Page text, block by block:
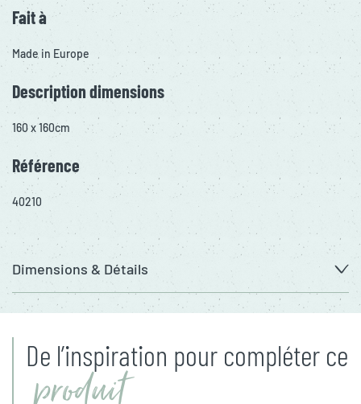
Fait à
Made in Europe
Description dimensions
160 x 160cm
Référence
40210
Dimensions & Détails
De l’inspiration pour compléter ce